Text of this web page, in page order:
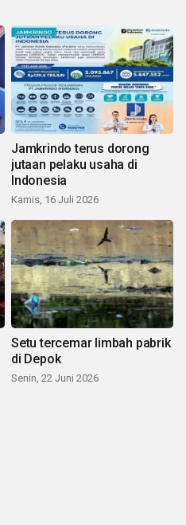
Jamkrindo terus dorong
jutaan pelaku usaha di
Indonesia
Kamis, 16 Juli 2026
Setu tercemar limbah pabrik
di Depok
Senin, 22 Juni 2026